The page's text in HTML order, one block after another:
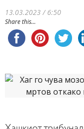
13.03.2023 / 6:50
Share this...